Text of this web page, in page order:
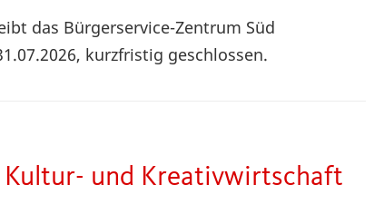
das Bürgerservice-Zentrum Süd
kurzfristig geschlossen.
und Kreativwirtschaft